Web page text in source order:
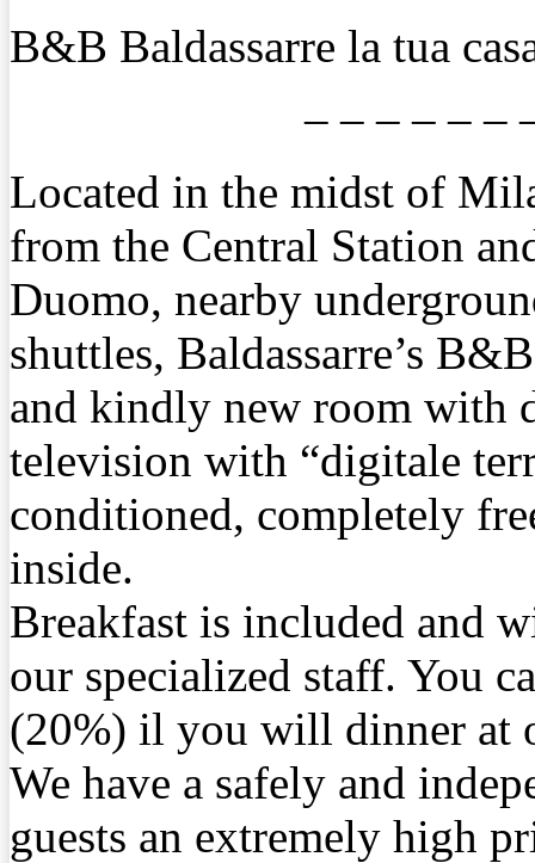
B&B Baldassarre la tua
– – – – – –
Located in the midst of
from the Central Station
Duomo, nearby
shuttles, Baldassarre’s
and kindly new room with
television with “digitale
conditioned, completely
inside.
Breakfast is included and
our specialized staff. You
(20%) il you will dinner at
We have a safely and
guests an extremely high